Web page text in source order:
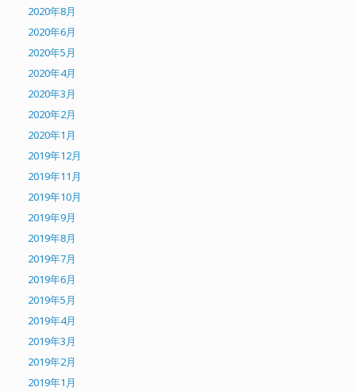
2020年8月
2020年6月
2020年5月
2020年4月
2020年3月
2020年2月
2020年1月
2019年12月
2019年11月
2019年10月
2019年9月
2019年8月
2019年7月
2019年6月
2019年5月
2019年4月
2019年3月
2019年2月
2019年1月